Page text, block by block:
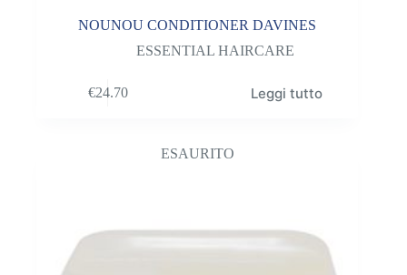
NOUNOU CONDITIONER DAVINES
ESSENTIAL HAIRCARE
€24.70 Leggi tutto
ESAURITO